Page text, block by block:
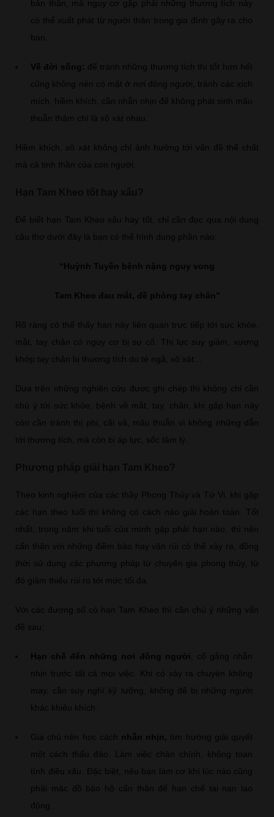
bản thân, mà nguy cơ gặp phải những thương tích này
có thể xuất phát từ người thân trong gia đình gây ra cho
bạn.
Về đời sống: để tránh những thương tích thì tốt hơn hết
cũng không nên có mặt ở nơi đông người, tránh các xích
mích, hiềm khích, cần nhẫn nhịn để không phát sinh mâu
thuẫn thậm chí là xô xát nhau.
Hiềm khích, xô xát không chỉ ảnh hưởng tới vấn đề thể chất
mà cả tinh thần của con người.
Để biết hạn Tam Kheo xấu hay tốt, chỉ cần đọc qua nội dung
câu thơ dưới đây là bạn có thể hình dung phần nào:
“Huỳnh Tuyền bệnh nặng nguy vong
Tam Kheo đau mắt, đề phòng tay chân”
Rõ ràng có thể thấy hạn này liên quan trực tiếp tới sức khỏe,
mắt, tay chân có nguy cơ bị sự cố. Thị lực suy giảm, xương
khớp tay chân bị thương tích do té ngã, xô xát…
Dựa trên những nghiên cứu được ghi chép thì không chỉ cần
chú ý tới sức khỏe, bệnh về mắt, tay, chân, khi gặp hạn này
còn cần tránh thị phi, cãi vã, mâu thuẫn vì không những dẫn
tới thương tích, mà còn bị áp lực, sốc tâm lý.
Theo kinh nghiệm của các thầy Phong Thủy và Tử Vi, khi gặp
các hạn theo tuổi thì không có cách nào giải hoàn toàn. Tốt
nhất, trong năm khi tuổi của mình gặp phải hạn nào, thì nên
cẩn thận với những điềm báo hay vận rủi có thể xảy ra, đồng
thời sử dụng các phương pháp từ chuyên gia phong thủy, từ
đó giảm thiểu rủi ro tới mức tối đa.
Với các đương số có hạn Tam Kheo thì cần chú ý những vấn
đề sau:
Hạn chế đến những nơi đông người
, cố gắng nhẫn
nhịn trước tất cả mọi việc. Khi có xảy ra chuyện không
may, cần suy nghĩ kỹ lưỡng, không để bị những người
khác khiêu khích.
Gia chủ nên học cách nhẫn nhịn, tìm hướng giải quyết
một cách thấu đáo. Làm việc chân chính, không toan
tính điều xấu. Đặc biệt, nếu bạn làm cơ khí lúc nào cũng
phải mặc đồ bảo hộ cẩn thận để hạn chế tai nạn lao
động.